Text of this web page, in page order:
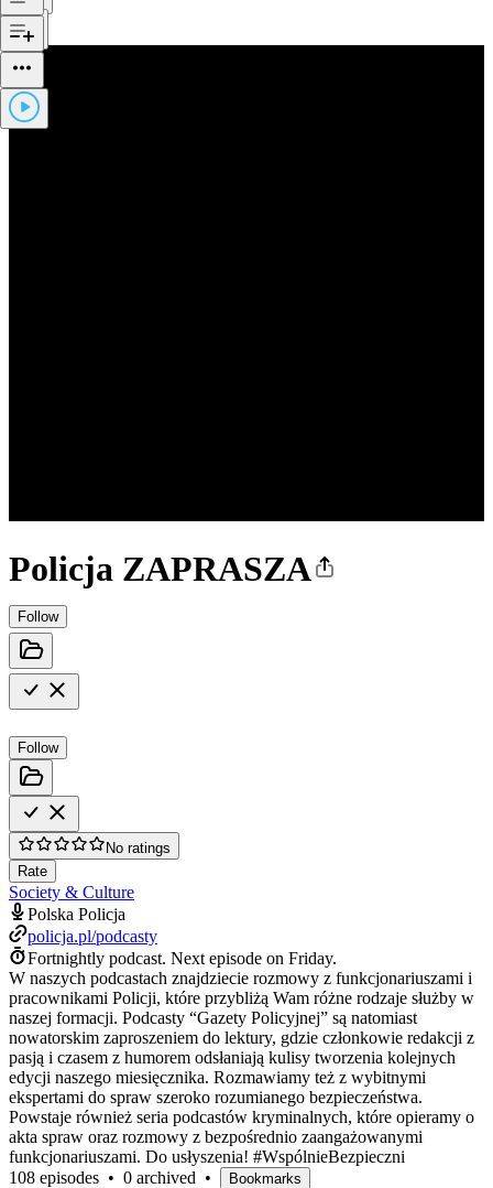
Policja ZAPRASZA
Follow
Follow
No ratings
Rate
Society & Culture
Polska Policja
policja.pl/podcasty
Fortnightly podcast. Next episode on Friday.
W naszych podcastach znajdziecie rozmowy z funkcjonariuszami i
pracownikami Policji, które przybliżą Wam różne rodzaje służby w
naszej formacji. Podcasty “Gazety Policyjnej” są natomiast
nowatorskim zaproszeniem do lektury, gdzie członkowie redakcji z
pasją i czasem z humorem odsłaniają kulisy tworzenia kolejnych
edycji naszego miesięcznika. Rozmawiamy też z wybitnymi
ekspertami do spraw szeroko rozumianego bezpieczeństwa.
Powstaje również seria podcastów kryminalnych, które opieramy o
akta spraw oraz rozmowy z bezpośrednio zaangażowanymi
funkcjonariuszami. Do usłyszenia! #WspólnieBezpieczni
108 episodes • 0 archived • Bookmarks